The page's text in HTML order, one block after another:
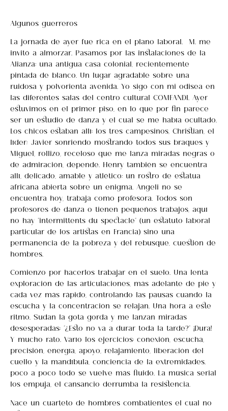
Algunos guerreros
La jornada de ayer fue rica en el plano laboral. M. me
invitó a almorzar. Pasamos por las instalaciones de la
Alianza; una antigua casa colonial, recientemente
pintada de blanco. Un lugar agradable sobre una
ruidosa y polvorienta avenida. Yo sigo con mi odisea en
las diferentes salas del centro cultural COMFANDI. Ayer
estuvimos en el primer piso, en lo que por fin parece
ser un estudio de danza y el cual se me había ocultado.
Los chicos estaban allí: los tres campesinos, Christian, el
líder; Javier sonriendo mostrando todos sus braques y
Miguel, rollizo, receloso que me lanza miradas negras o
de admiración, depende. Henry también se encuentra
allí, delicado, amable y atlético; un rostro de estatua
africana abierta sobre un enigma. Angeli no se
encuentra hoy, trabaja como profesora. Todos son
profesores de danza o tienen pequeños trabajos, aquí
no hay “intermittents du spectacle” (un estatuto laboral
particular de los artistas en Francia) sino una
permanencia de la pobreza y del rebusque, cuestión de
hombres.
Comienzo por hacerlos trabajar en el suelo. Una lenta
exploración de las articulaciones, más adelante de pie y
cada vez más rápido, controlando las pausas cuando la
escucha y la concentración se relajan. Una hora a este
ritmo. Sudan la gota gorda y me lanzan miradas
desesperadas: “¿Esto no va a durar toda la tarde?” ¡Dura!
Y mucho rato. Varío los ejercicios: conexión, escucha,
precisión, energía, apoyo, relajamiento, liberación del
cuello y la mandíbula, conciencia de la extremidades…
poco a poco todo se vuelve más fluido. La música serial
los empuja, el cansancio derrumba la resistencia.
Nace un cuarteto de hombres combatientes el cual no